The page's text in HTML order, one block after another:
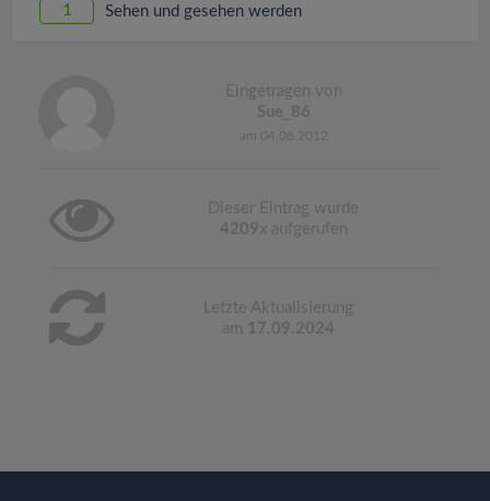
1 Sehen und gesehen werden
Eingetragen von
Sue_86
am 04.06.2012
Dieser Eintrag wurde
4209x aufgerufen
Letzte Aktualisierung
am 17.09.2024